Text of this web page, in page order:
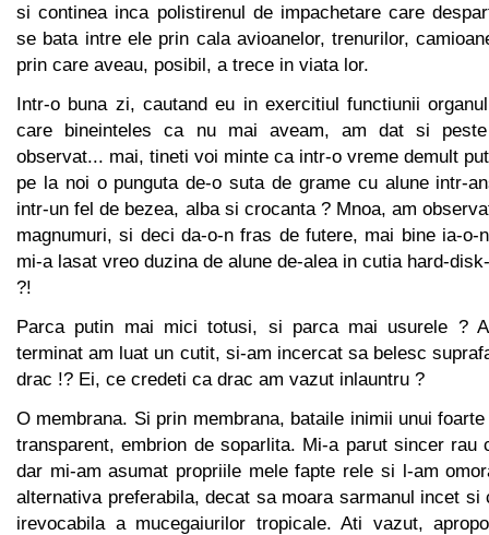
si continea inca polistirenul de impachetare care
se bata intre ele prin cala avioanelor, trenurilor,
prin care aveau, posibil, a trece in viata lor.
Intr-o buna zi, cautand eu in exercitiul functiunii
care bineinteles ca nu mai aveam, am dat si
observat... mai, tineti voi minte ca intr-o vreme demult
pe la noi o punguta de-o suta de grame cu alune intr-
intr-un fel de bezea, alba si crocanta ? Mnoa, am
magnumuri, si deci da-o-n fras de futere, mai bine ia-o-
mi-a lasat vreo duzina de alune de-alea in cutia hard-
?!
Parca putin mai mici totusi, si parca mai usurele ?
terminat am luat un cutit, si-am incercat sa belesc
drac !? Ei, ce credeti ca drac am vazut inlauntru ?
O membrana. Si prin membrana, bataile inimii unui
transparent, embrion de soparlita. Mi-a parut sincer rau
dar mi-am asumat propriile mele fapte rele si l-am
alternativa preferabila, decat sa moara sarmanul incet si
irevocabila a mucegaiurilor tropicale. Ati vazut,